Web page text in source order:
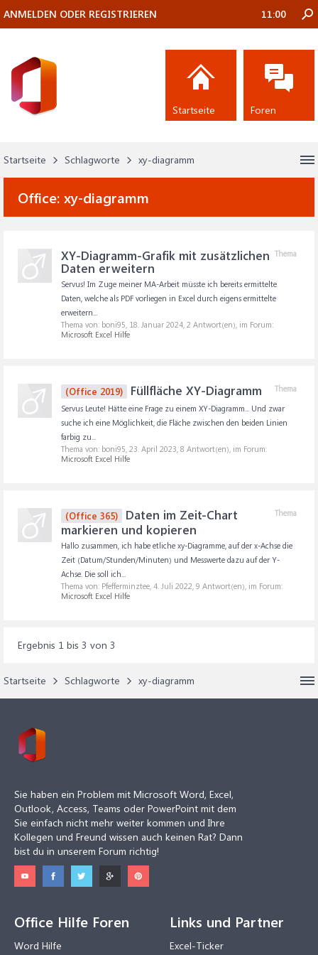
Startseite Schlagworte xy-diagramm
Office: xy-diagramm
Thema
XY-Diagramm-Grafik mit zusätzlichen
Daten erweitern
Servus! Im Zuge meiner MA-Arbeit müsste ich bereits ermittelte
Daten, welche als PDF vorliegen in Excel durch eigens ermittelte
erweitern...
Thema von: boni95, 18. Januar 2024, 2 Antwort(en), im Forum:
Microsoft Excel Hilfe
Thema
(Office 2019) Füllfläche XY-Diagramm
Servus Leute! Hätte eine Frage zu einem XY-Diagramm... Und zwar
suche ich eine Möglichkeit, die Fläche zwischen den beiden Linien
farbig zu...
Thema von: boni95, 23. April 2023, 8 Antwort(en), im Forum:
Microsoft Excel Hilfe
Thema
(Office 365)
Daten im Zeit-Chart
markieren und kopieren
Hallo zusammen, ich habe etliche xy-Diagramme, auf der x-Achse die
Zeit (Datum/Stunden/Minuten) und Messwerte dazu auf der Y-
Achse. Die soll ich...
Thema von: Pfefferminztee, 4. Juli 2022, 9 Antwort(en), im Forum:
Microsoft Excel Hilfe
Ergebnis 1 bis 3 von 3
Startseite Schlagworte xy-diagramm
ANMELDEN ODER REGISTRIEREN 11:00
Startseite Foren
Sie haben ein Problem mit Microsoft Word, Excel,
Outlook, Access, Teams oder PowerPoint mit dem
Sie einfach nicht mehr weiter kommen und Ihre
Kollegen und Freund wissen auch keinen Rat? Dann
bist du in unserem Forum richtig!
Office Hilfe Foren
Word Hilfe
Links und Partner
Excel-Ticker